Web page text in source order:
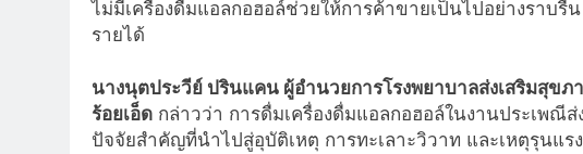
ไม่มีเครื่องดื่มแอลกอฮอล์ช่วยให้การค้าขายเป็นไปอย่างราบรื่
รายได้
นางนุตประวีย์ ปรินแคน ผู้อำนวยการโรงพยาบาลส่งเสริมสุข
ร้อยเอ็ด กล่าวว่า การดื่มเครื่องดื่มแอลกอฮอล์ในงานประเพ
ปัจจัยสำคัญที่นำไปสู่อุบัติเหตุ การทะเลาะวิวาท และเหตุรุนแ